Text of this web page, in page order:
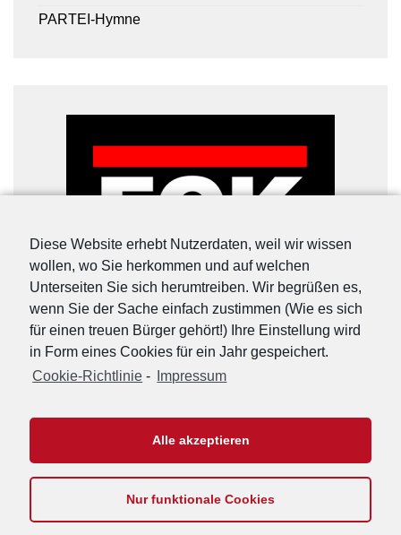
Diese Website erhebt Nutzerdaten, weil wir wissen
wollen, wo Sie herkommen und auf welchen
Unterseiten Sie sich herumtreiben. Wir begrüßen es,
wenn Sie der Sache einfach zustimmen (Wie es sich
für einen treuen Bürger gehört!) Ihre Einstellung wird
in Form eines Cookies für ein Jahr gespeichert.
Cookie-Richtlinie - Impressum
Alle akzeptieren
Nur funktionale Cookies
PARTEI-Hymne